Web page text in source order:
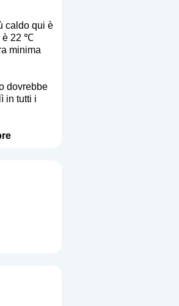
caldo qui è
è 22 ℃
minima
dovrebbe
in tutti i